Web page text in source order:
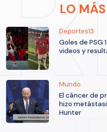
LO
Deportes13
Goles de PSG
videos y
Mundo
El cáncer de
hizo
Hunter